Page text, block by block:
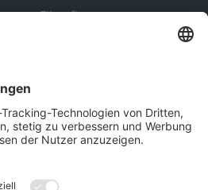
Filosofia